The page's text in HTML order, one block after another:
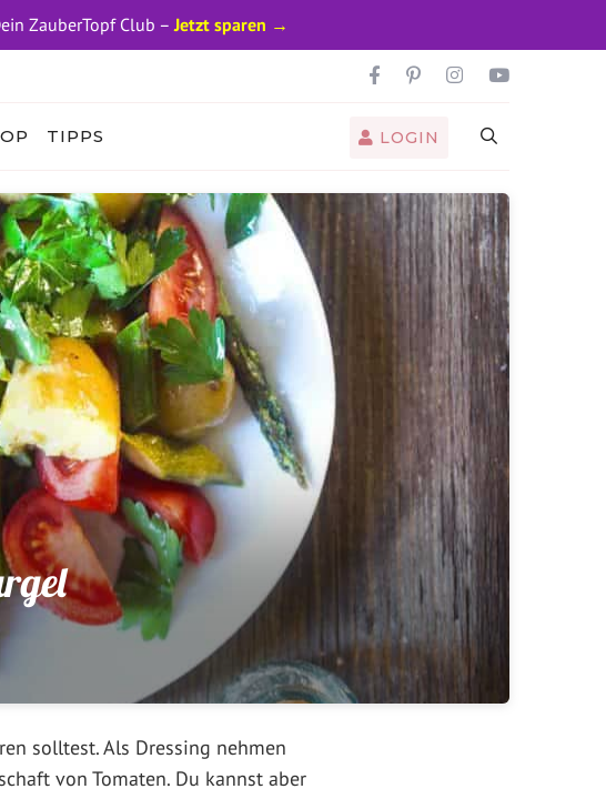
TIPPS LOGIN
solltest. Als Dressing nehmen
von Tomaten. Du kannst aber
ZauberTopf Club –Jetzt sparen →